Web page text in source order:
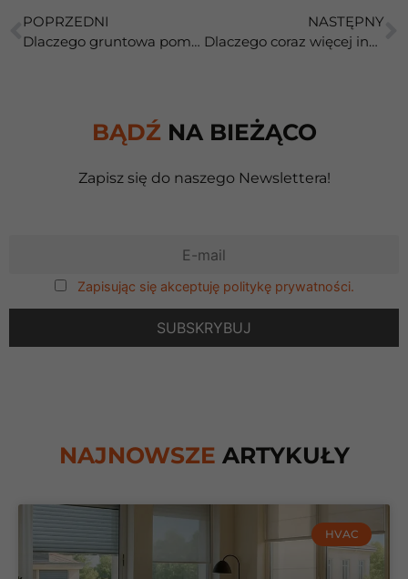
POPRZEDNI
Dlaczego gruntowa pompa ciepła sprawdza się w nowoczesnych domach?
NASTĘPNY
Dlaczego coraz więcej inwestorów wybiera gruntową pompę ciepła z myślą o lecie?
BĄDŹ NA BIEŻĄCO
Zapisz się do naszego Newslettera!
Zapisując się akceptuję politykę prywatności.
NAJNOWSZE ARTYKUŁY
HVAC